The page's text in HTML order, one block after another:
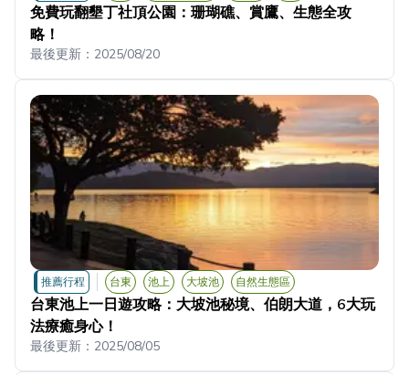
免費玩翻墾丁社頂公園：珊瑚礁、賞鷹、生態全攻
略！
最後更新： 2025/08/20
推薦行程 台東 池上 大坡池 自然生態區
台東池上一日遊攻略：大坡池秘境、伯朗大道，6大玩
法療癒身心！
最後更新： 2025/08/05